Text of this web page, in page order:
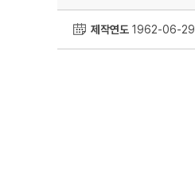
제작연도 1962-06-29